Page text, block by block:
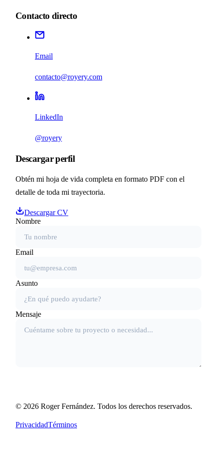
Contacto directo
Email
contacto@royery.com
LinkedIn
@royery
Descargar perfil
Obtén mi hoja de vida completa en formato PDF con el
detalle de toda mi trayectoria.
Descargar CV
Nombre
Email
Asunto
Mensaje
© 2026 Roger Fernández. Todos los derechos reservados.
PrivacidadTérminos